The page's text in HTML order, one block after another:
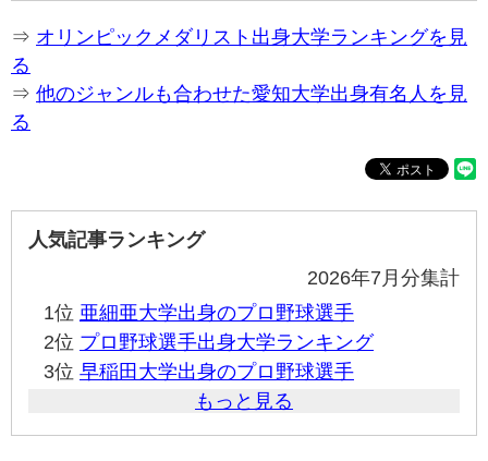
⇒ オリンピックメダリスト出身大学ランキングを見
る
⇒ 他のジャンルも合わせた愛知大学出身有名人を見
る
人気記事ランキング
2026年7月分集計
1位 亜細亜大学出身のプロ野球選手
2位 プロ野球選手出身大学ランキング
3位 早稲田大学出身のプロ野球選手
もっと見る